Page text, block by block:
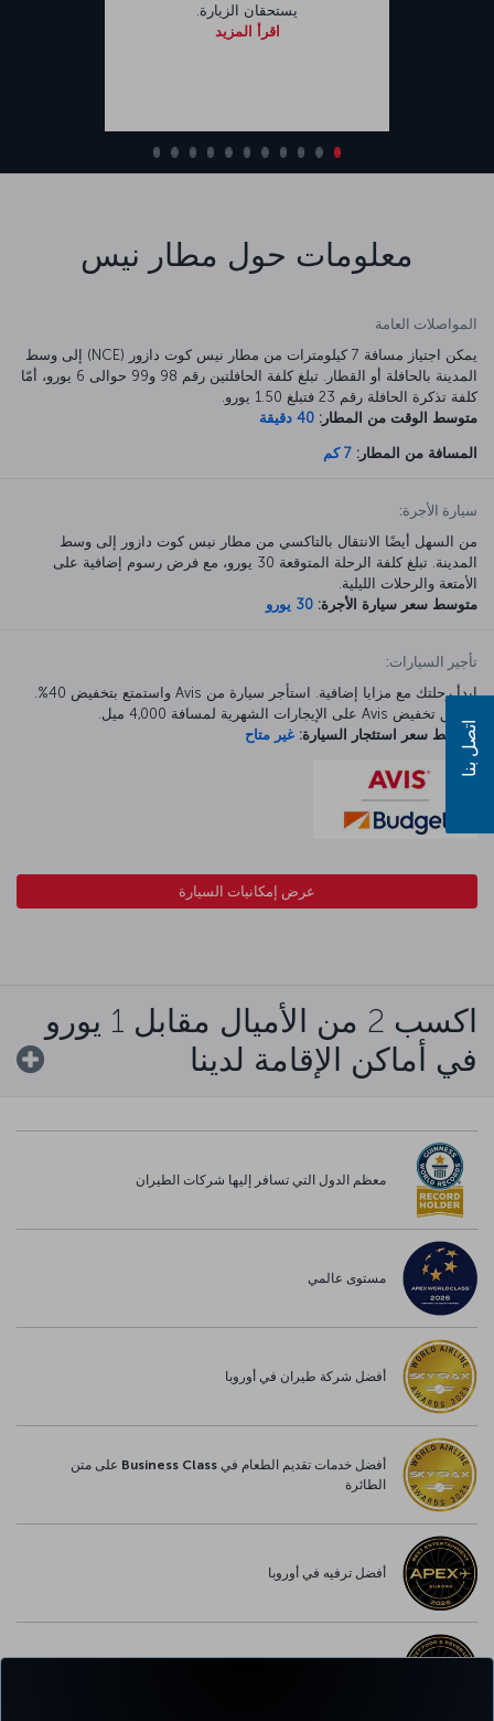
يستحقان الزيارة.
اقرأ المزيد
معلومات حول مطار نيس
المواصلات العامة
يمكن اجتياز مسافة 7 كيلومترات من مطار نيس كوت دازور (NCE) إلى وسط
المدينة بالحافلة أو القطار. تبلغ كلفة الحافلتين رقم 98 و99 حوالى 6 يورو، أمّا
كلفة تذكرة الحافلة رقم 23 فتبلغ 1.50 يورو.
متوسط الوقت من المطار: 40 دقيقة
المسافة من المطار: 7 كم
سيارة الأجرة:
من السهل أيضًا الانتقال بالتاكسي من مطار نيس كوت دازور إلى وسط
المدينة. تبلغ كلفة الرحلة المتوقعة 30 يورو، مع فرض رسوم إضافية على
الأمتعة والرحلات الليلية.
متوسط سعر سيارة الأجرة: 30 يورو
تأجير السيارات:
ابدأ رحلتك مع مزايا إضافية. استأجر سيارة من Avis واستمتع بتخفيض 40%.
ينطبق تخفيض Avis على الإيجارات الشهرية لمسافة 4,000 ميل.
متوسط سعر استئجار السيارة: غير متاح
عرض إمكانيات السيارة
اكسب 2 من الأميال مقابل 1 يورو
في أماكن الإقامة لدينا
معظم الدول التي تسافر إليها شركات الطيران
مستوى عالمي
أفضل شركة طيران في أوروبا
أفضل خدمات تقديم الطعام في Business Class على متن
الطائرة
أفضل ترفيه في أوروبا
اتصل بنا